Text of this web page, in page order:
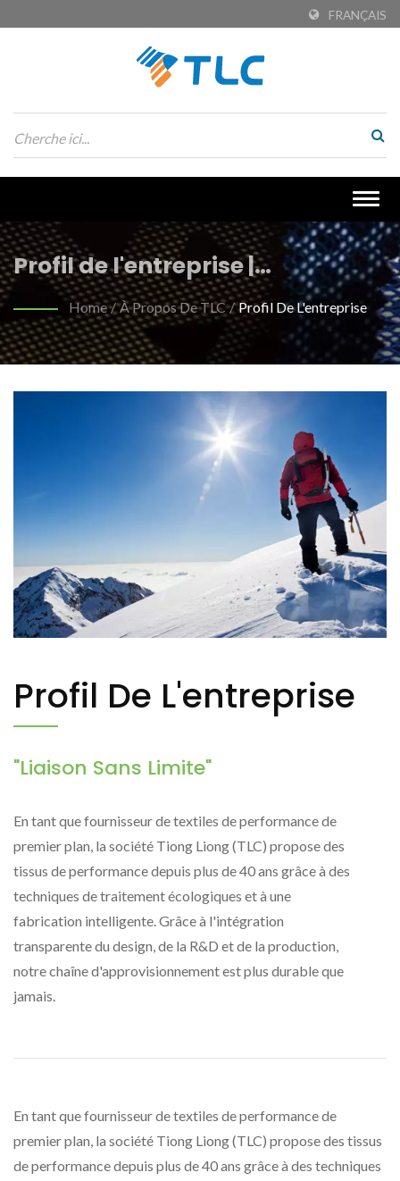
FRANÇAIS
Profil de l'entreprise |
ARIAPRENE® TPE Foam :
Révolutionner le confort et la
durabilité | Tiong Liong / TLC
Home / À Propos De TLC / Profil De L'entreprise
Profil De L'entreprise
"Liaison Sans Limite"
En tant que fournisseur de textiles de performance de
premier plan, la société Tiong Liong (TLC) propose des
tissus de performance depuis plus de 40 ans grâce à des
techniques de traitement écologiques et à une
fabrication intelligente. Grâce à l'intégration
transparente du design, de la R&D et de la production,
notre chaîne d'approvisionnement est plus durable que
jamais.
En tant que fournisseur de textiles de performance de
premier plan, la société Tiong Liong (TLC) propose des tissus
de performance depuis plus de 40 ans grâce à des techniques